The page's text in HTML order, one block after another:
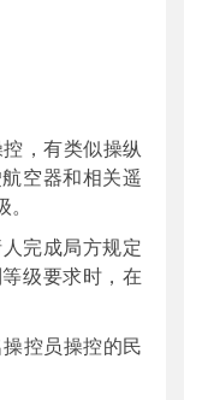
，有类似操纵
空器和相关遥
完成局方规定
级要求时，在
控员操控的民